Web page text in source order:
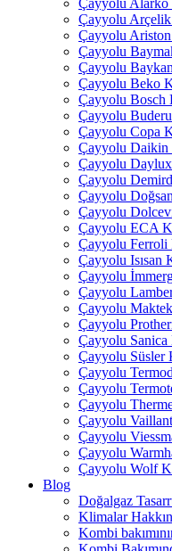
Çayyolu Alarko
Çayyolu
Çayyolu
Çayyolu
Çayyolu
Çayyolu Beko
Çayyolu Bosch
Çayyolu
Çayyolu Copa
Çayyolu Daikin
Çayyolu
Çayyolu
Çayyolu
Çayyolu
Çayyolu ECA
Çayyolu Ferroli
Çayyolu Isısan
Çayyolu
Çayyolu
Çayyolu
Çayyolu
Çayyolu
Çayyolu Süsler
Çayyolu
Çayyolu
Çayyolu
Çayyolu
Çayyolu
Çayyolu
Çayyolu Wolf
Blog
Doğalgaz
Klimalar
Kombi